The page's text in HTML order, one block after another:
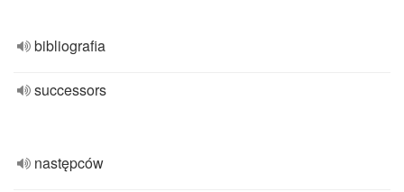
bibliografia
successors
następców